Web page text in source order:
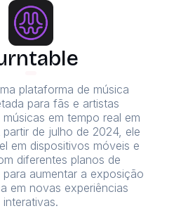
plataforma de música
para fãs e artistas
em tempo real em
partir de julho de 2024, ele
em dispositivos móveis e
diferentes planos de
para aumentar a exposição
em novas experiências
interativas.